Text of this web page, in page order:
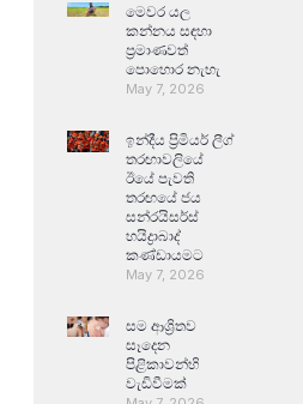
මෙවර යල
කන්නය සඳහා
ප්‍රමාණවත්
පොහොර නැහැ
May 7, 2026
ඉන්දීය ප්‍රිමියර් ලීග්
තරඟාවලියේ
ඊයේ පැවති
තරඟයේ ජය
සන්රයිසර්ස්
හයිද්‍රාබාද්
කණ්ඩායමට
May 7, 2026
සම ආශ්‍රිතව
සෑදෙන
පිළිකාවන්හි
වැඩිවීමක්